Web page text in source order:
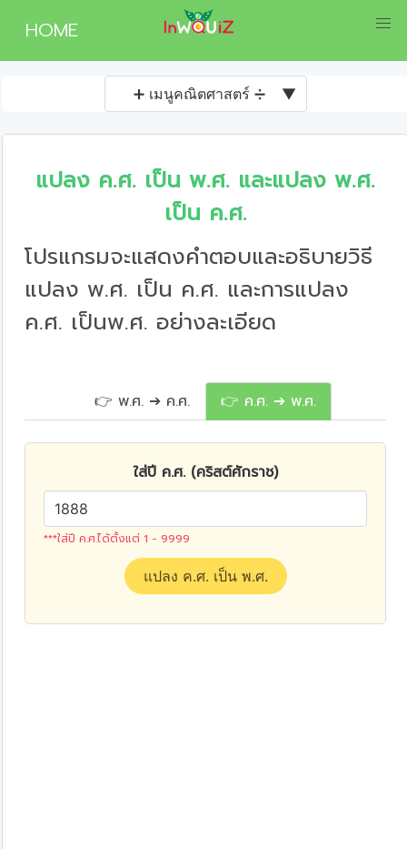
HOME
➕ เมนูคณิตศาสตร์ ➗ ▼
แปลง ค.ศ. เป็น พ.ศ. และแปลง พ.ศ.
เป็น ค.ศ.
โปรแกรมจะแสดงคำตอบและอธิบายวิธี
แปลง พ.ศ. เป็น ค.ศ. และการแปลง
ค.ศ. เป็นพ.ศ. อย่างละเอียด
👉 พ.ศ. ➔ ค.ศ. 👉 ค.ศ. ➔ พ.ศ.
ใส่ปี ค.ศ. (คริสต์ศักราช)
***ใส่ปี ค.ศ.ได้ตั้งแต่ 1 - 9999
แปลง ค.ศ. เป็น พ.ศ.